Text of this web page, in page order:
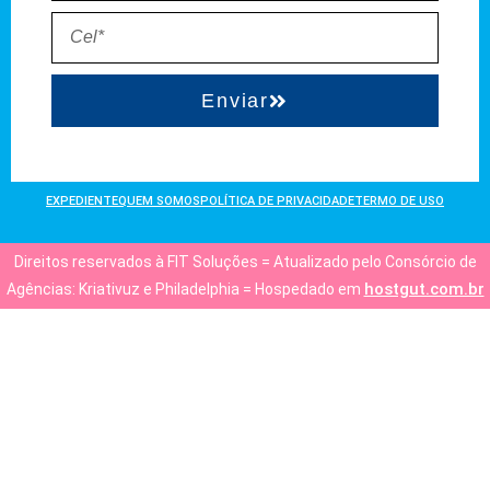
Enviar
EXPEDIENTEQUEM SOMOSPOLÍTICA DE PRIVACIDADETERMO DE USO
Direitos reservados à FIT Soluções = Atualizado pelo Consórcio de
Agências: Kriativuz e Philadelphia = Hospedado em hostgut.com.br